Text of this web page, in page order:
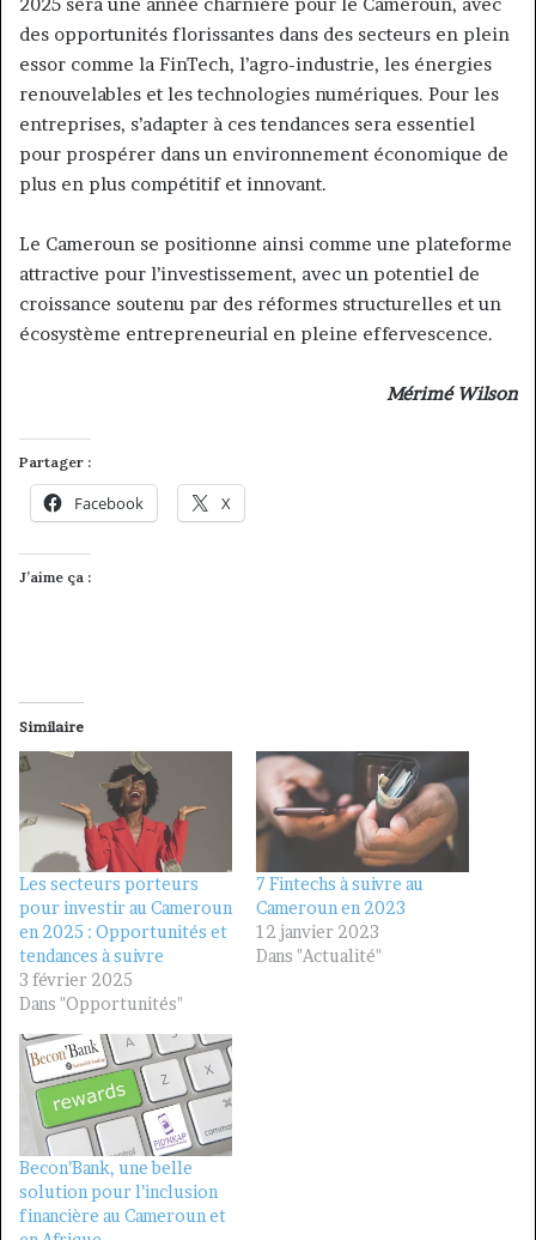
des opportunités florissantes dans des secteurs en plein
essor comme la FinTech, l’agro-industrie, les énergies
renouvelables et les technologies numériques. Pour les
entreprises, s’adapter à ces tendances sera essentiel
pour prospérer dans un environnement économique de
plus en plus compétitif et innovant.
Le Cameroun se positionne ainsi comme une plateforme
attractive pour l’investissement, avec un potentiel de
croissance soutenu par des réformes structurelles et un
écosystème entrepreneurial en pleine effervescence.
Mérimé Wilson
Partager :
Facebook X
J’aime ça :
Similaire
Les secteurs porteurs
pour investir au Cameroun
en 2025 : Opportunités et
tendances à suivre
3 février 2025
Dans "Opportunités"
7 Fintechs à suivre au
Cameroun en 2023
12 janvier 2023
Dans "Actualité"
Becon’Bank, une belle
solution pour l’inclusion
financière au Cameroun et